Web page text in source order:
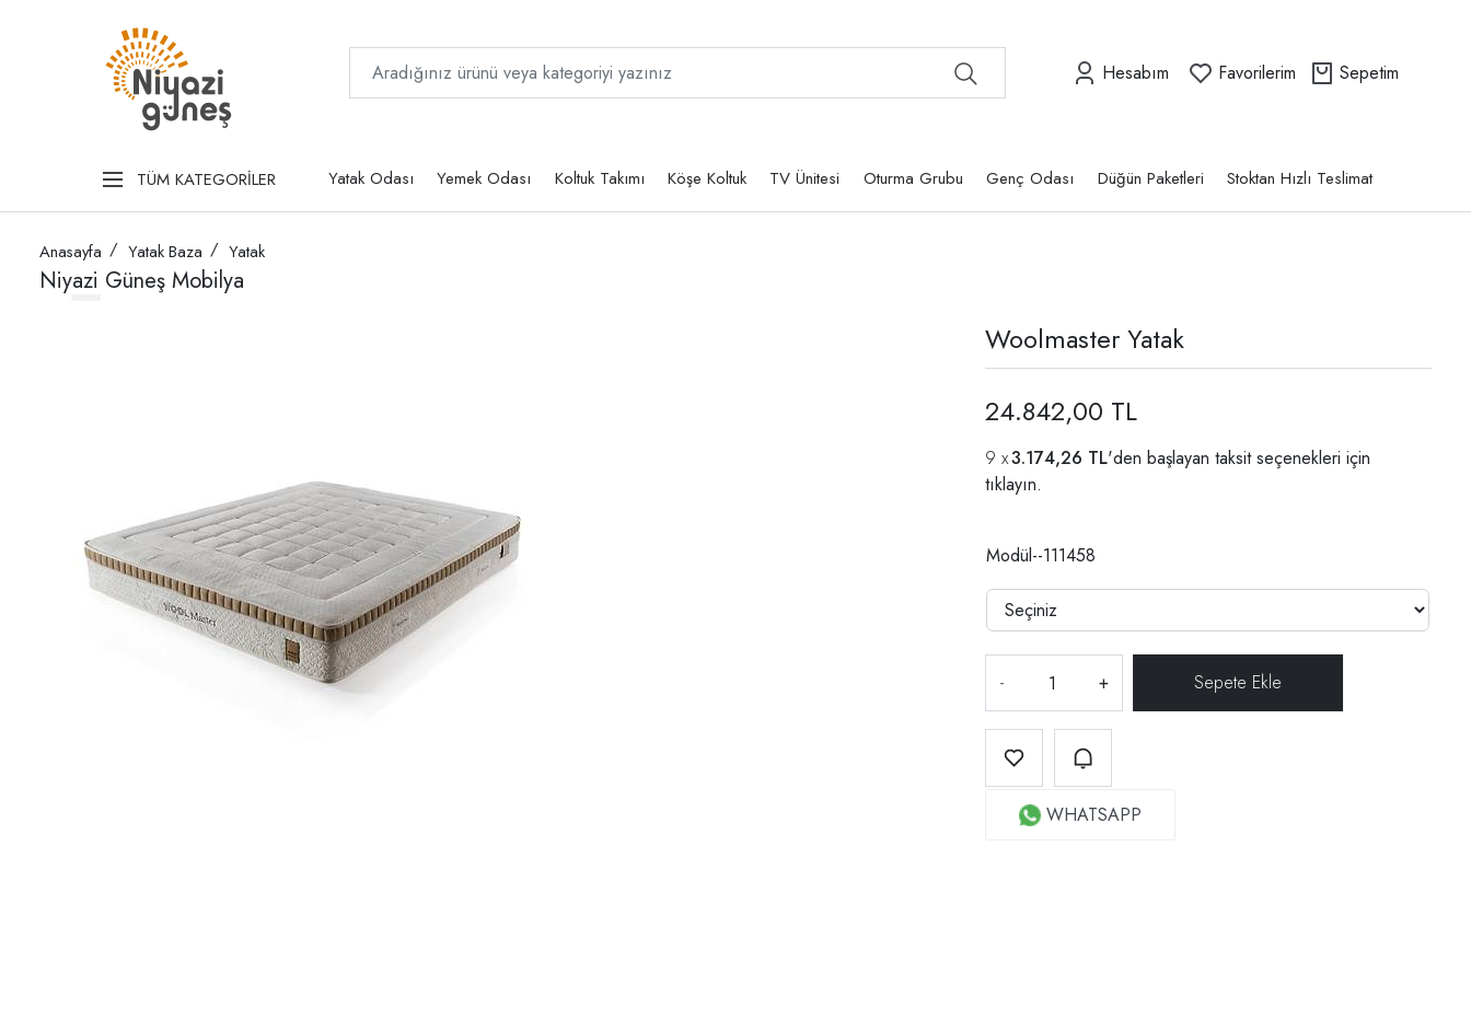
Hesabım Favorilerim Sepetim
TÜM KATEGORİLER Yatak Odası Yemek Odası Koltuk Takımı Köşe Koltuk TV Ünitesi Oturma Grubu Genç Odası Düğün Paketleri Stoktan Hızlı Teslimat
Anasayfa Yatak Baza Yatak
Niyazi Güneş Mobilya
Woolmaster Yatak
24.842,00 TL
3.174,26 TL'den başlayan taksit seçenekleri için
tıklayın.
Modül--111458
- +
WHATSAPP